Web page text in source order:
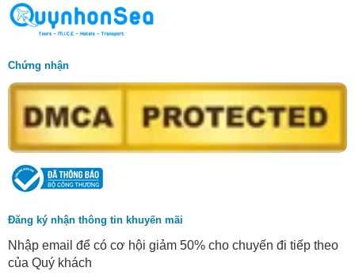
Chứng nhận
Đăng ký nhận thông tin khuyến mãi
Nhập email để có cơ hội giảm 50% cho chuyến đi tiếp theo
của Quý khách